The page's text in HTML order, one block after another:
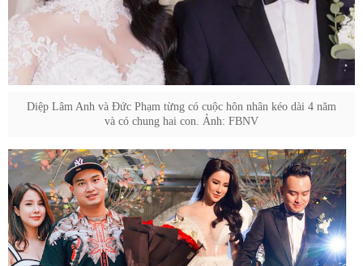
Diệp Lâm Anh và Đức Phạm từng có cuộc hôn nhân kéo dài 4 năm
và có chung hai con. Ảnh: FBNV